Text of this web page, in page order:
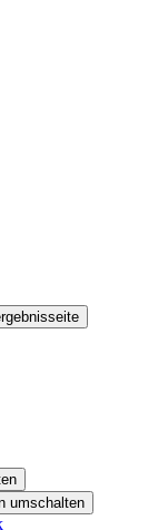
umschalten